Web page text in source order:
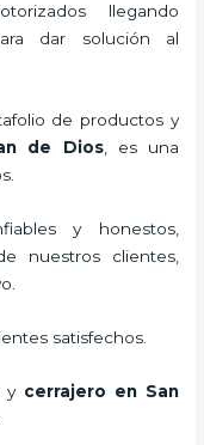
llegando
dar solución al
de productos y
de Dios, es una
y honestos,
nuestros clientes,
satisfechos.
y cerrajero en San